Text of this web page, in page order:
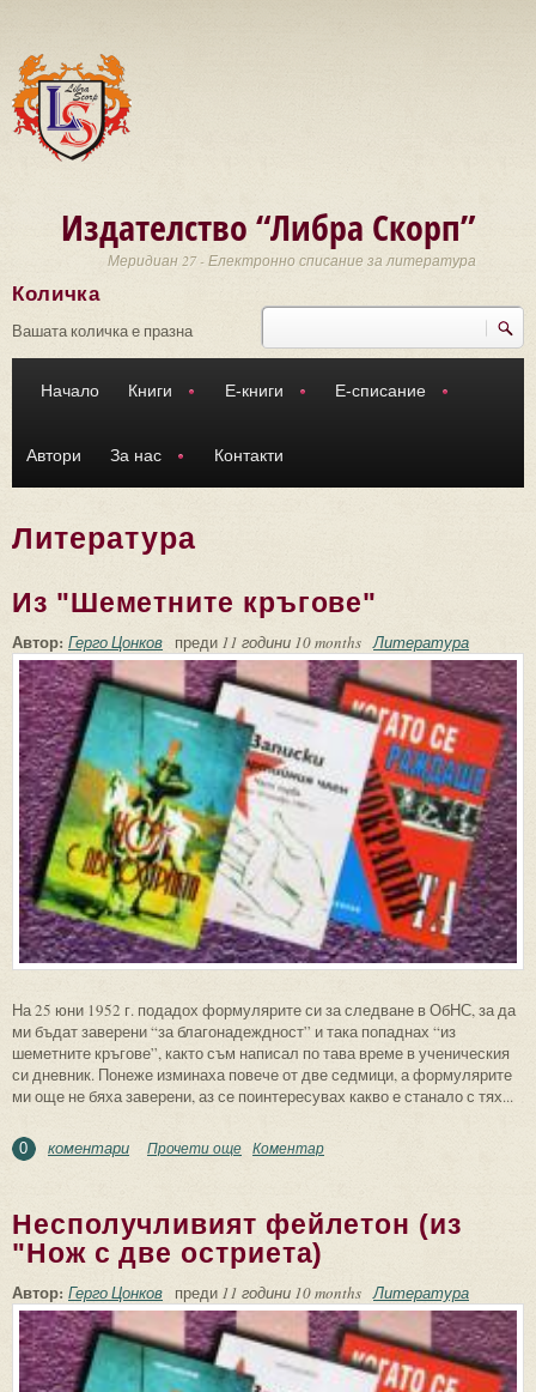
Издателство “Либра Скорп”
Меридиан 27 - Електронно списание за литература
Търси
Количка
Вашата количка е празна
Начало Книги Е-книги Е-списание
Автори За нас Контакти
Литература
Из "Шеметните кръгове"
Автор: Герго Цонков преди 11 години 10 months Литература
На 25 юни 1952 г. подадох формулярите си за следване в ОбНС, за да
ми бъдат заверени “за благонадеждност” и така попаднах “из
шеметните кръгове”, както съм написал по тава време в ученическия
си дневник. Понеже изминаха повече от две седмици, а формулярите
ми още не бяха заверени, аз се поинтересувах какво е станало с тях...
0 коментари Прочети още about Из "Шеметните кръгове"
Коментар
Несполучливият фейлетон (из
"Нож с две остриета)
Автор: Герго Цонков преди 11 години 10 months Литература